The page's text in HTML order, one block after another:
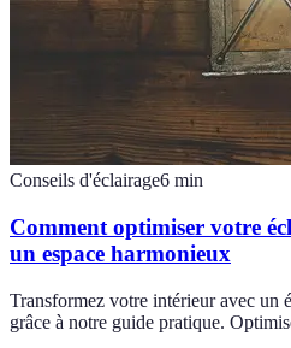
Conseils d'éclairage6 min
Comment optimiser votre
un espace harmonieux
Transformez votre intérieur avec un
grâce à notre guide pratique.